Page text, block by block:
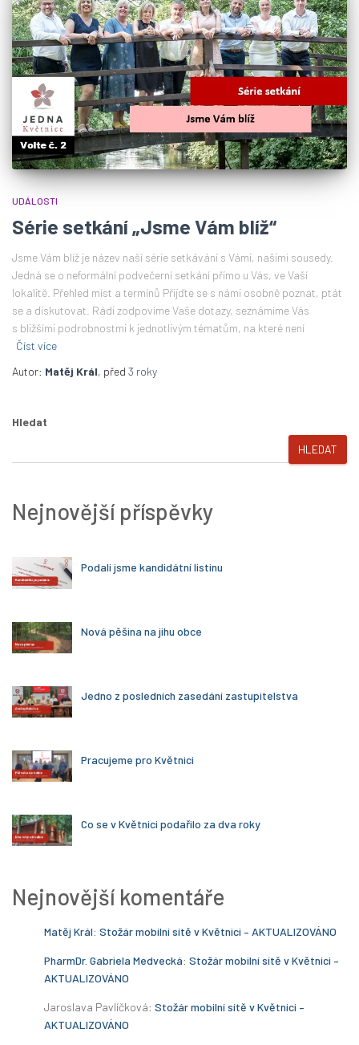
UDÁLOSTI
Série setkání „Jsme Vám blíž“
Jsme Vám blíž je název naší série setkávání s Vámi, našimi sousedy.
Jedná se o neformální podvečerní setkání přímo u Vás, ve Vaší
lokalitě. Přehled míst a termínů Přijďte se s námi osobně poznat, ptát
se a diskutovat. Rádi zodpovíme Vaše dotazy, seznámíme Vás
s bližšími podrobnostmi k jednotlivým tématům, na které není
Číst více
Autor: Matěj Král, před 3 roky
Hledat
HLEDAT
Nejnovější příspěvky
Podali jsme kandidátní listinu
Nová pěšina na jihu obce
Jedno z posledních zasedání zastupitelstva
Pracujeme pro Květnici
Co se v Květnici podařilo za dva roky
Nejnovější komentáře
Matěj Král: Stožár mobilní sítě v Květnici – AKTUALIZOVÁNO
PharmDr. Gabriela Medvecká: Stožár mobilní sítě v Květnici –
AKTUALIZOVÁNO
Jaroslava Pavlíčková: Stožár mobilní sítě v Květnici –
AKTUALIZOVÁNO